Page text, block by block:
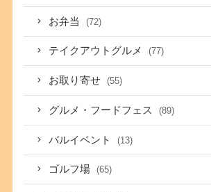
お弁当 (72)
テイクアウトグルメ (77)
お取り寄せ (55)
グルメ・フードフェス (89)
バルイベント (13)
ゴルフ場 (65)